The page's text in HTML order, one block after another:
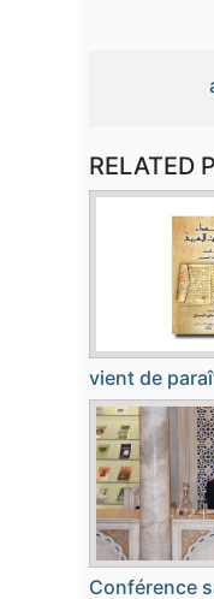
RELATED
vient de
Conférence